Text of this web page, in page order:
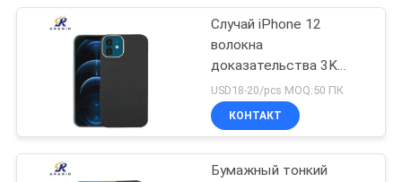
Зажимы денег
волокна углерода
Случай iPhone 12
волокна
доказательства 3K
штейновые Aramid
царапины мини
USD18-20/pcs MOQ:50 ПК
КОНТАКТ
Бумажный тонкий